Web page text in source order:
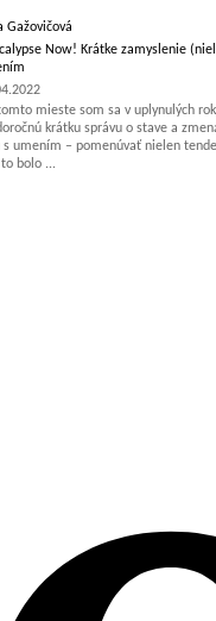
Gažovičová
Now! Krátke zamyslenie
mieste som sa v uplynulých
krátku správu o stave a
s umením – pomenúvať nielen
bolo ...